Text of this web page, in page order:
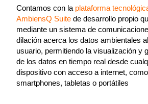
Contamos con la plataforma
AmbiensQ Suite de desarrollo propio
mediante un sistema de
dilación acerca los datos ambientales al
usuario, permitiendo la visualización y
de los datos en tiempo real desde
dispositivo con acceso a internet, como
smartphones, tabletas o portátiles